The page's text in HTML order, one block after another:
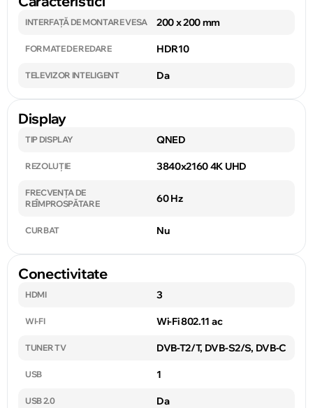
INTERFAȚĂ DE MONTARE VESA 200 x 200 mm
FORMATE DE REDARE HDR10
TELEVIZOR INTELIGENT Da
Display
TIP DISPLAY QNED
REZOLUȚIE 3840x2160 4K UHD
FRECVENȚA DE
REÎMPROSPĂTARE
60 Hz
CURBAT Nu
Conectivitate
HDMI 3
WI-FI Wi-Fi 802.11 ac
TUNER TV DVB-T2/T, DVB-S2/S, DVB-C
USB 1
USB 2.0 Da